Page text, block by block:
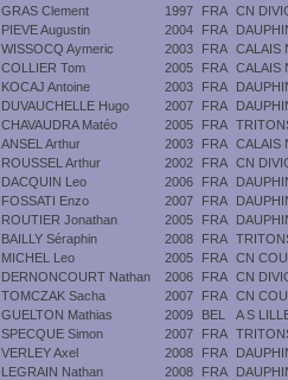
GRAS Clement 1997 FRA CN
PIEVE Augustin 2004 FRA
WISSOCQ Aymeric 2003 FRA CALAIS
COLLIER Tom 2005 FRA CALAIS
KOCAJ Antoine 2003 FRA
DUVAUCHELLE Hugo 2007 FRA
CHAVAUDRA Matéo 2005 FRA
ANSEL Arthur 2003 FRA CALAIS
ROUSSEL Arthur 2002 FRA CN
DACQUIN Leo 2006 FRA
FOSSATI Enzo 2007 FRA
ROUTIER Jonathan 2005 FRA
BAILLY Séraphin 2008 FRA
MICHEL Leo 2005 FRA CN
DERNONCOURT Nathan 2006 FRA CN
TOMCZAK Sacha 2007 FRA CN
GUELTON Mathias 2009 BEL
A S
SPECQUE Simon 2007 FRA
VERLEY Axel 2008 FRA
LEGRAIN Nathan 2008 FRA